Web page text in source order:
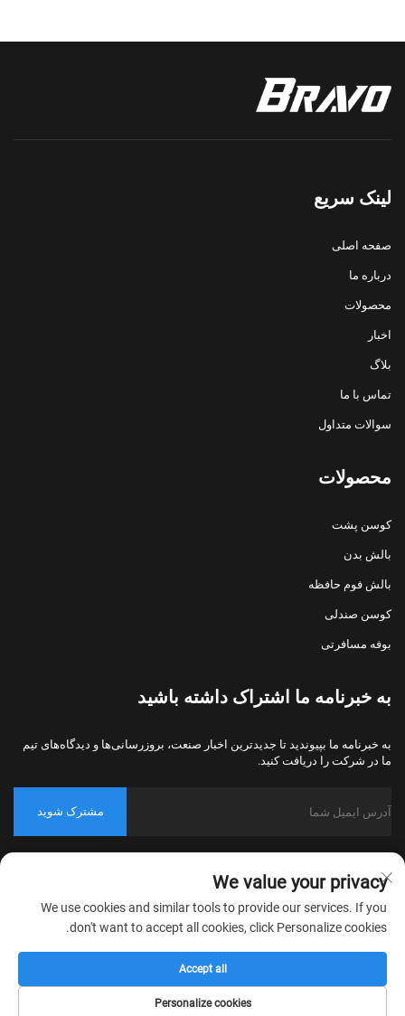
لینک سریع
صفحه اصلی
درباره ما
محصولات
اخبار
بلاگ
تماس با ما
سوالات متداول
محصولات
کوسن پشت
بالش بدن
بالش فوم حافظه
کوسن صندلی
بوفه مسافرتی
به خبرنامه ما اشتراک داشته باشید
به خبرنامه ما بپیوندید تا جدیدترین اخبار صنعت، بروزرسانی‌ها و دیدگاه‌های تیم
ما در شرکت را دریافت کنید.
مشترک شوید
حقوق محفوظ است.
سیاست حریم خصوصی
We value your privacy
We use cookies and similar tools to provide our services. If you
don't want to accept all cookies, click Personalize cookies.
Personalize cookies
Accept all